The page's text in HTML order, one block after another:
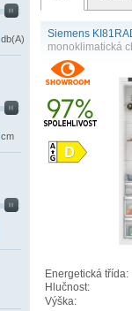
Siemens
monoklimatická
Energetická třída:
Hlučnost:
Výška:
db(A)
cm